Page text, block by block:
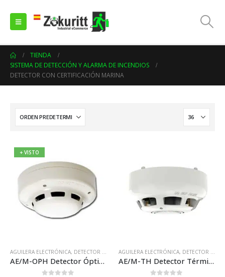
TIENDA
SISTEMA DE DETECCIÓN Y ALARMA DE INCENDIOS
DETECTOR CON CERTIFICACIÓN MARINA
+ VISTO
AGUILERA ELECTRÓNICA, DETECTOR CON CERTIFICACIÓN MARINA ,DETECTOR CON
AE/M-OPH Detector Óptico de Humos Convencional Serie Marina Aguilera Electrónica
AGUILERA ELECTRÓNICA, DETECTOR CON CERTIFICACIÓN MARINA
AE/M-TH Detector Térmico Convencional Serie Marina de Aguilera Electrónica